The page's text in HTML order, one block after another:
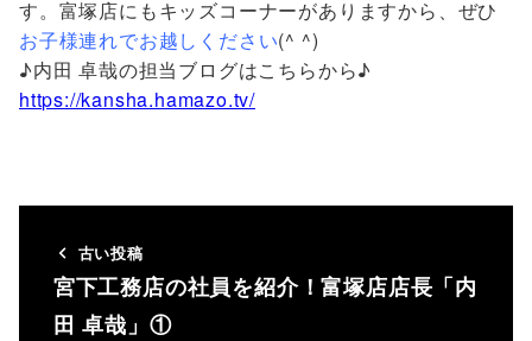
す。富塚店にもキッズコーナーがありますから、ぜひ
お子様連れでお越しください(^ ^)
♪内田 卓哉の担当ブログはこちらから♪
https://kansha.hamazo.tv/
古い投稿
宮下工務店の社員を紹介！富塚店店長「内
田 卓哉」①